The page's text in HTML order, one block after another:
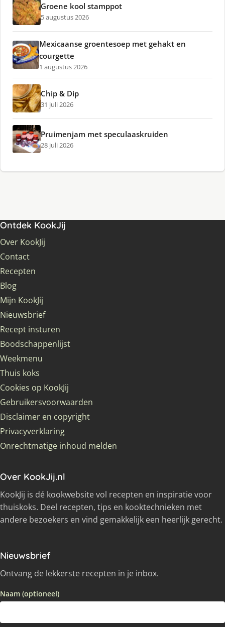
Groene kool stamppot
5 augustus 2026
Mexicaanse groentesoep met gehakt en
courgette
1 augustus 2026
Chip & Dip
31 juli 2026
Pruimenjam met speculaaskruiden
28 juli 2026
Ontdek KookJij
Over KookJij
Contact
Recepten
Blog
Mijn KookJij
Nieuwsbrief
Recept insturen
Boodschappenlijst
Weekmenu
Thuis koks
Cookies op KookJij
Gebruikersvoorwaarden
Disclaimer en copyright
Privacyverklaring
Onrechtmatige inhoud melden
Over KookJij.nl
KookJij is dé kookwebsite vol recepten en inspiratie voor
thuiskoks. Deel recepten, tips en kooktechnieken met
andere bezoekers en vind gemakkelijk een heerlijk gerecht.
Nieuwsbrief
Ontvang de lekkerste recepten in je inbox.
Naam (optioneel)